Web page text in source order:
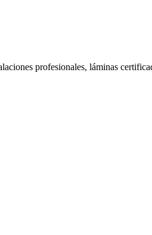
profesionales, láminas